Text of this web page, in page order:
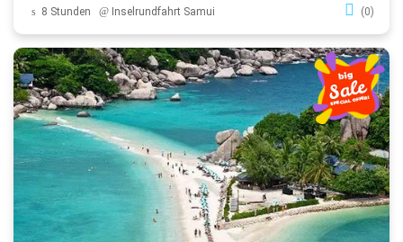
8 Stunden Inselrundfahrt Samui (0)